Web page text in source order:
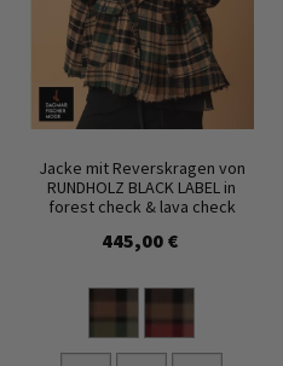
Jacke mit Reverskragen von
RUNDHOLZ BLACK LABEL in
forest check & lava check
445,00 €